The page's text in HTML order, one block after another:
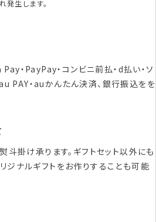
発生します。
・PayPay・コンビニ前払・d払い・ソ
PAY・auかんたん決済、銀行振込をを
斗掛け承ります。ギフトセット以外にも
ナルギフトをお作りすることも可能